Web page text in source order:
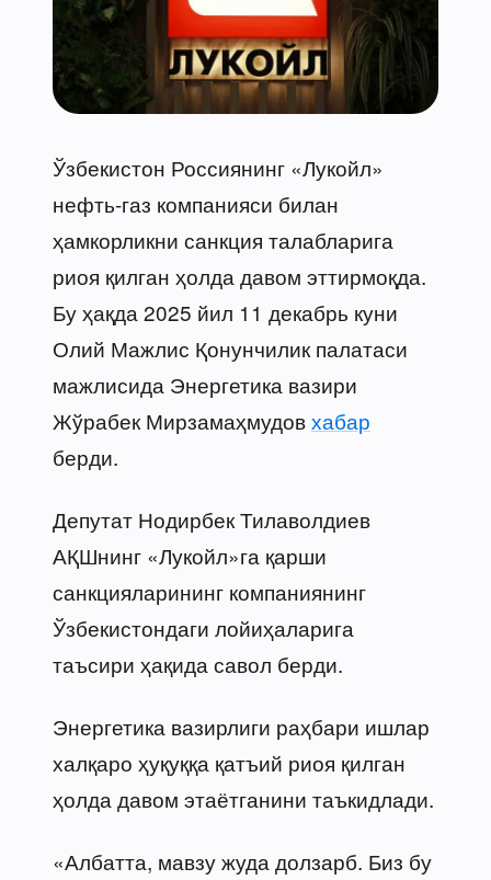
Ўзбекистон Россиянинг «Лукойл»
нефть-газ компанияси билан
ҳамкорликни санкция талабларига
риоя қилган ҳолда давом эттирмоқда.
Бу ҳақда 2025 йил 11 декабрь куни
Олий Мажлис Қонунчилик палатаси
мажлисида Энергетика вазири
Жўрабек Мирзамаҳмудовхабар
берди.
Депутат Нодирбек Тилаволдиев
АҚШнинг «Лукойл»га қарши
санкцияларининг компаниянинг
Ўзбекистондаги лойиҳаларига
таъсири ҳақида савол берди.
Энергетика вазирлиги раҳбари ишлар
халқаро ҳуқуққа қатъий риоя қилган
ҳолда давом этаётганини таъкидлади.
«Албатта, мавзу жуда долзарб. Биз бу